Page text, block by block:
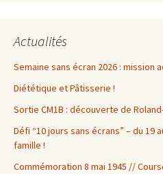
Actualités
Semaine sans écran 2026 : mission
Diététique et Pâtisserie !
Sortie CM1B : découverte de
Défi “10 jours sans écrans” – du 19
famille !
Commémoration 8 mai 1945 //